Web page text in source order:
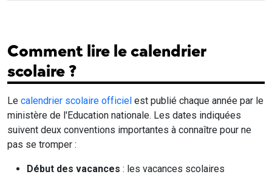
Comment lire le calendrier
scolaire ?
Le calendrier scolaire officiel est publié chaque année par le
ministère de l'Education nationale. Les dates indiquées
suivent deux conventions importantes à connaître pour ne
pas se tromper :
Début des vacances : les vacances scolaires